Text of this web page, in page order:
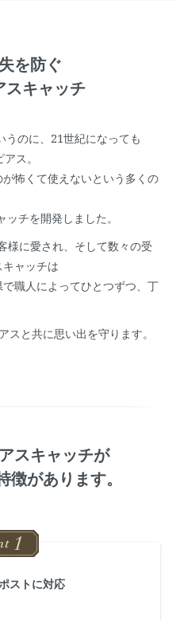
を防ぐ
スキャッチ
のに、21世紀になっても
ス。
怖くて使えないという多くの
チを開発しました。
様に愛され、そして数々の受
ャッチは
職人によってひとつずつ、丁
と共に思い出を守ります。
スキャッチが
があります。
ストに対応